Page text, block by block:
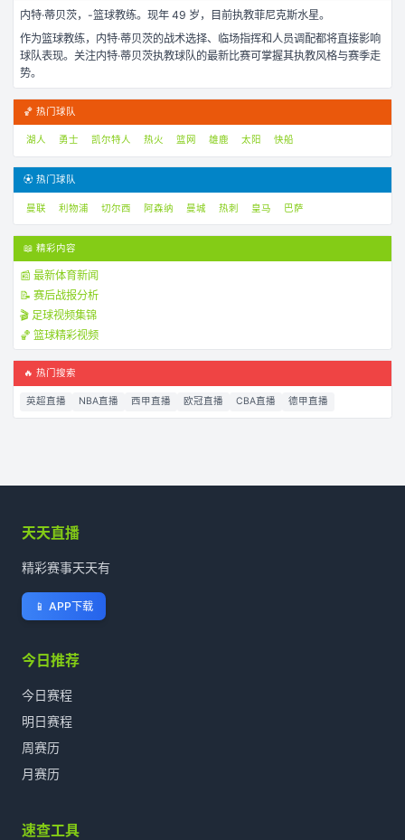
内特·蒂贝茨， -篮球教练。 现年 49 岁，
目前执教菲尼克斯水星。
作为篮球教练， 内特·蒂贝茨的战术选择、临场指挥和人员调配都将直接影响
球队表现。关注内特·蒂贝茨执教球队的最新比赛可掌握其执教风格与赛季走
势。
🏀 热门球队
湖人 勇士 凯尔特人 热火 篮网 雄鹿 太阳 快船
⚽ 热门球队
曼联 利物浦 切尔西 阿森纳 曼城 热刺 皇马 巴萨
📖 精彩内容
📰 最新体育新闻
📝 赛后战报分析
🎬 足球视频集锦
🏀 篮球精彩视频
🔥 热门搜索
英超直播 NBA直播 西甲直播 欧冠直播 CBA直播 德甲直播
天天直播
精彩赛事天天有
📱 APP下载
今日推荐
今日赛程
明日赛程
周赛历
月赛历
速查工具